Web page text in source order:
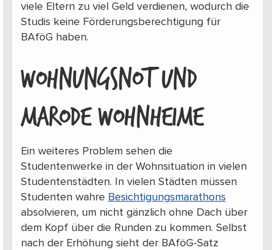
viele Eltern zu viel Geld verdienen, wodurch die
Studis keine Förderungsberechtigung für
BAföG haben.
WOHNUNGSNOT UND
MARODE WOHNHEIME
Ein weiteres Problem sehen die
Studentenwerke in der Wohnsituation in vielen
Studentenstädten. In vielen Städten müssen
Studenten wahre Besichtigungsmarathons
absolvieren, um nicht gänzlich ohne Dach über
dem Kopf über die Runden zu kommen. Selbst
nach der Erhöhung sieht der BAföG-Satz